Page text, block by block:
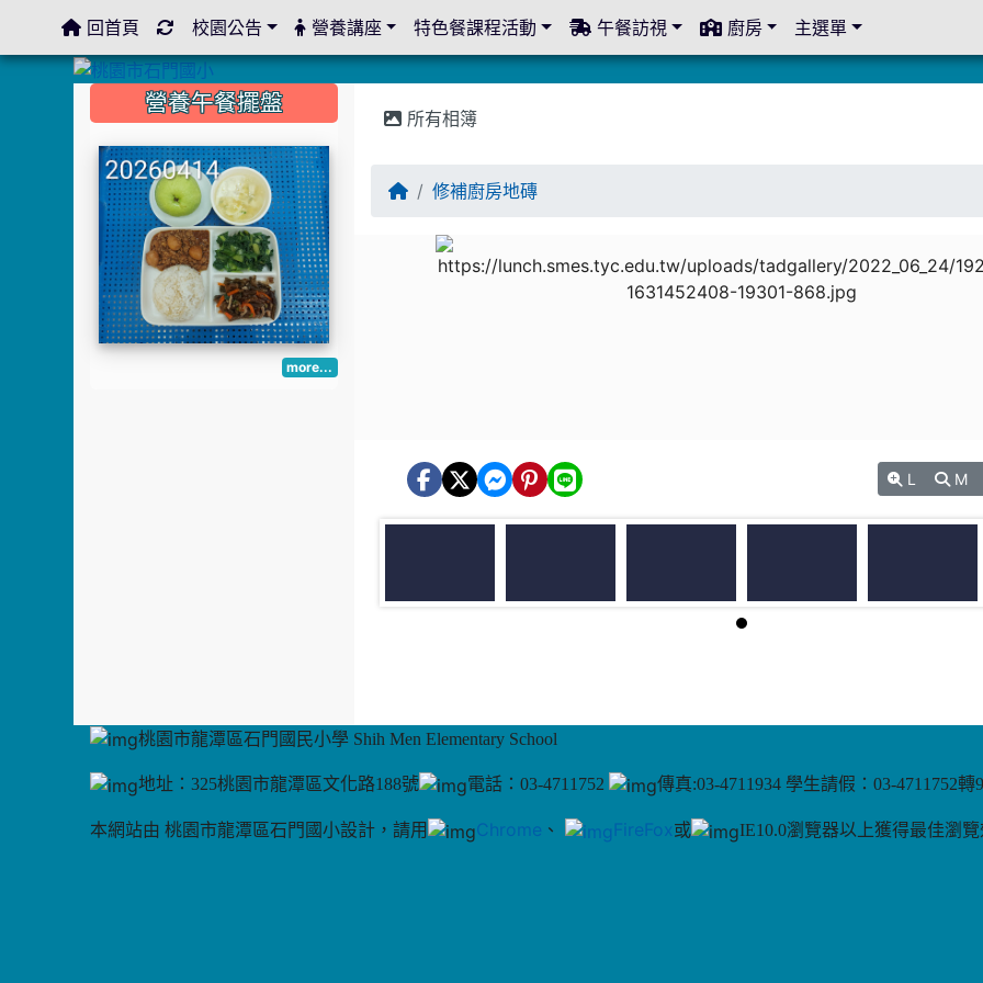
所有相簿
修補廚房地磚
L M
::: 營養午餐擺盤
more...
桃園市龍潭區石門國民小學 Shih Men Elementary School
地址：325桃園市龍潭區文化路188號 電話：03-4711752 傳真:03-4711934 學生請假：03-4711752轉9
本網站由 桃園市龍潭區石門國小設計，請用 Chrome 、 FireFox或 IE10.0瀏覽器以上獲得最佳瀏覽
::: 回首頁 校園公告 營養講座 特色餐課程活動 午餐訪視 廚房 主選單